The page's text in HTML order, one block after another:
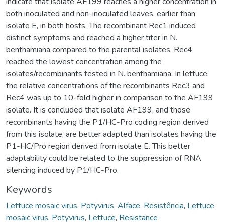
both inoculated and non-inoculated leaves, earlier than
isolate E, in both hosts. The recombinant Rec1 induced
distinct symptoms and reached a higher titer in N.
benthamiana compared to the parental isolates. Rec4
reached the lowest concentration among the
isolates/recombinants tested in N. benthamiana. In lettuce,
the relative concentrations of the recombinants Rec3 and
Rec4 was up to 10-fold higher in comparison to the AF199
isolate. It is concluded that isolate AF199, and those
recombinants having the P1/HC-Pro coding region derived
from this isolate, are better adapted than isolates having the
P1-HC/Pro region derived from isolate E. This better
adaptability could be related to the suppression of RNA
silencing induced by P1/HC-Pro.
Keywords
Lettuce mosaic virus, Potyvirus, Alface, Resistência, Lettuce
mosaic virus, Potyvirus, Lettuce, Resistance